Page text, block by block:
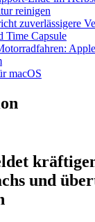
reinigen
zuverlässigere
Time Capsule
macOS
und